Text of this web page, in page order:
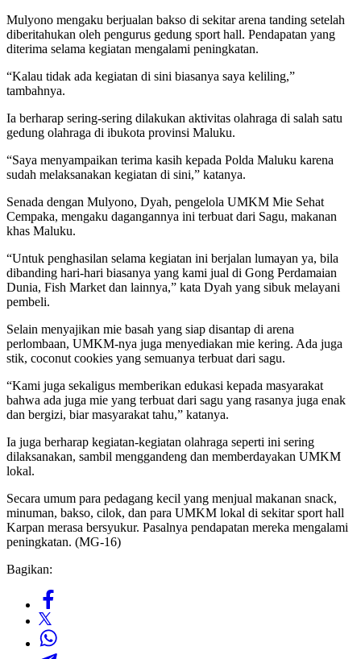
Mulyono mengaku berjualan bakso di sekitar arena tanding setelah
diberitahukan oleh pengurus gedung sport hall. Pendapatan yang
diterima selama kegiatan mengalami peningkatan.
“Kalau tidak ada kegiatan di sini biasanya saya keliling,”
tambahnya.
Ia berharap sering-sering dilakukan aktivitas olahraga di salah satu
gedung olahraga di ibukota provinsi Maluku.
“Saya menyampaikan terima kasih kepada Polda Maluku karena
sudah melaksanakan kegiatan di sini,” katanya.
Senada dengan Mulyono, Dyah, pengelola UMKM Mie Sehat
Cempaka, mengaku dagangannya ini terbuat dari Sagu, makanan
khas Maluku.
“Untuk penghasilan selama kegiatan ini berjalan lumayan ya, bila
dibanding hari-hari biasanya yang kami jual di Gong Perdamaian
Dunia, Fish Market dan lainnya,” kata Dyah yang sibuk melayani
pembeli.
Selain menyajikan mie basah yang siap disantap di arena
perlombaan, UMKM-nya juga menyediakan mie kering. Ada juga
stik, coconut cookies yang semuanya terbuat dari sagu.
“Kami juga sekaligus memberikan edukasi kepada masyarakat
bahwa ada juga mie yang terbuat dari sagu yang rasanya juga enak
dan bergizi, biar masyarakat tahu,” katanya.
Ia juga berharap kegiatan-kegiatan olahraga seperti ini sering
dilaksanakan, sambil menggandeng dan memberdayakan UMKM
lokal.
Secara umum para pedagang kecil yang menjual makanan snack,
minuman, bakso, cilok, dan para UMKM lokal di sekitar sport hall
Karpan merasa bersyukur. Pasalnya pendapatan mereka mengalami
peningkatan. (MG-16)
Bagikan: